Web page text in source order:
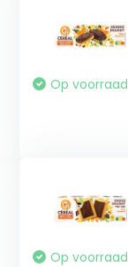
Op voorraad
Op voorraad